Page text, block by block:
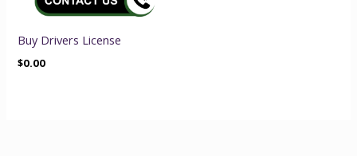
Buy Drivers License
$0.00